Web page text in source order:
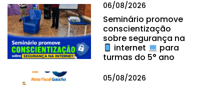
06/08/2026
Seminário promove
conscientização
sobre segurança na
internet
para
turmas do 5° ano
05/08/2026